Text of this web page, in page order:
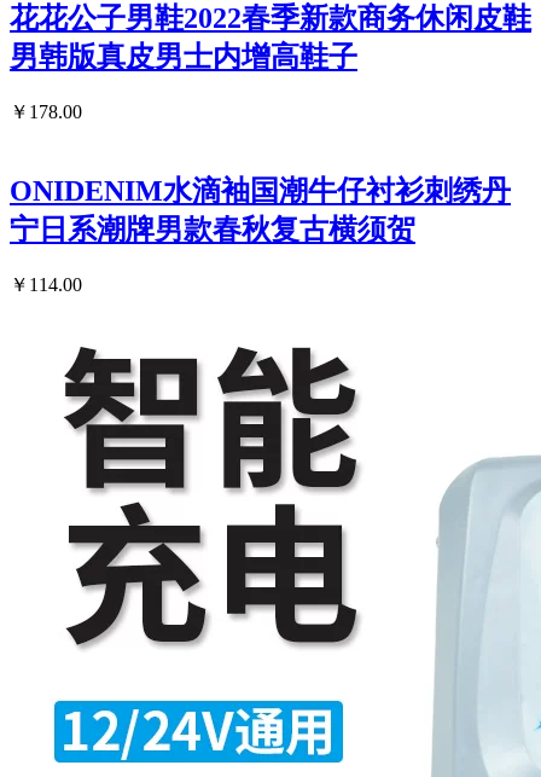
花花公子男鞋2022春季新款商务休闲皮鞋
男韩版真皮男士内增高鞋子
￥178.00
ONIDENIM水滴袖国潮牛仔衬衫刺绣丹
宁日系潮牌男款春秋复古横须贺
￥114.00